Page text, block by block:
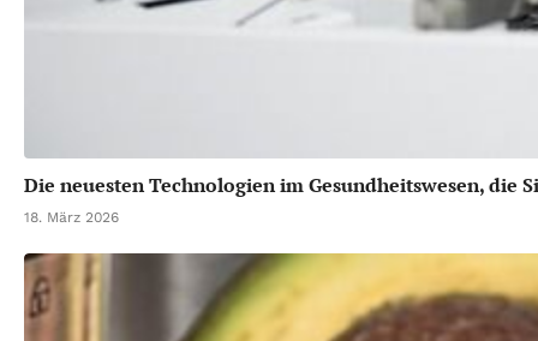
Die neuesten Technologien im Gesundheitswesen, die
18. März 2026